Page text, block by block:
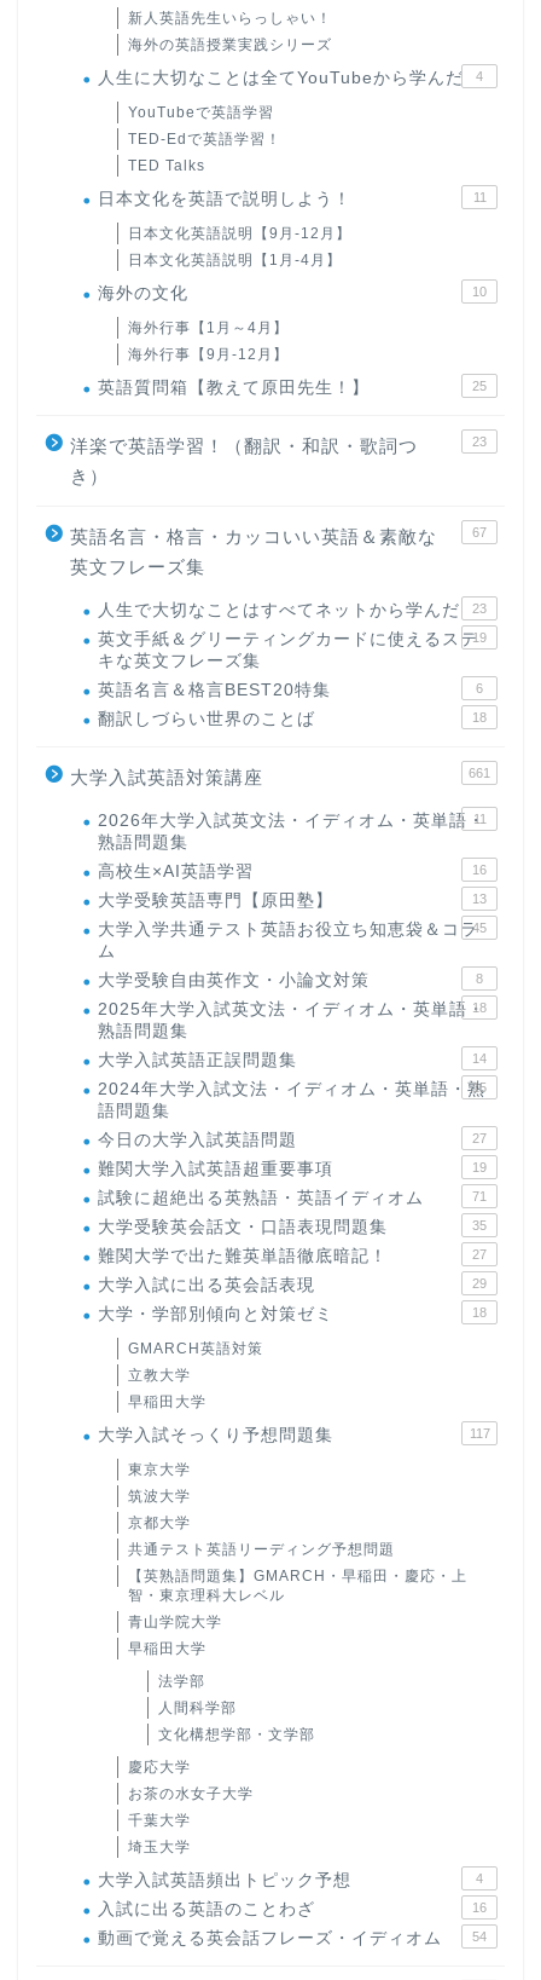
新人英語先生いらっしゃい！
海外の英語授業実践シリーズ
人生に大切なことは全てYouTubeから学んだ 4
YouTubeで英語学習
TED-Edで英語学習！
TED Talks
日本文化を英語で説明しよう！ 11
日本文化英語説明【9月-12月】
日本文化英語説明【1月-4月】
海外の文化 10
海外行事【1月～4月】
海外行事【9月-12月】
英語質問箱【教えて原田先生！】 25
洋楽で英語学習！（翻訳・和訳・歌詞つ
き）
23
英語名言・格言・カッコいい英語＆素敵な
英文フレーズ集
67
人生で大切なことはすべてネットから学んだ 23
英文手紙＆グリーティングカードに使えるステ
キな英文フレーズ集
19
英語名言＆格言BEST20特集 6
翻訳しづらい世界のことば 18
大学入試英語対策講座 661
2026年大学入試英文法・イディオム・英単語・
熟語問題集
11
高校生×AI英語学習 16
大学受験英語専門【原田塾】 13
大学入学共通テスト英語お役立ち知恵袋＆コラ
ム
45
大学受験自由英作文・小論文対策 8
2025年大学入試英文法・イディオム・英単語・
熟語問題集
18
大学入試英語正誤問題集 14
2024年大学入試文法・イディオム・英単語・熟
語問題集
15
今日の大学入試英語問題 27
難関大学入試英語超重要事項 19
試験に超絶出る英熟語・英語イディオム 71
大学受験英会話文・口語表現問題集 35
難関大学で出た難英単語徹底暗記！ 27
大学入試に出る英会話表現 29
大学・学部別傾向と対策ゼミ 18
GMARCH英語対策
立教大学
早稲田大学
大学入試そっくり予想問題集 117
東京大学
筑波大学
京都大学
共通テスト英語リーディング予想問題
【英熟語問題集】GMARCH・早稲田・慶応・上
智・東京理科大レベル
青山学院大学
早稲田大学
法学部
人間科学部
文化構想学部・文学部
慶応大学
お茶の水女子大学
千葉大学
埼玉大学
大学入試英語頻出トピック予想 4
入試に出る英語のことわざ 16
動画で覚える英会話フレーズ・イディオム 54